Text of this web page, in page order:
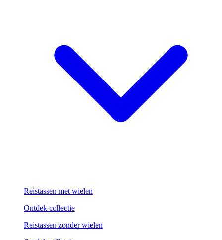
Reistassen met wielen
Ontdek collectie
Reistassen zonder wielen